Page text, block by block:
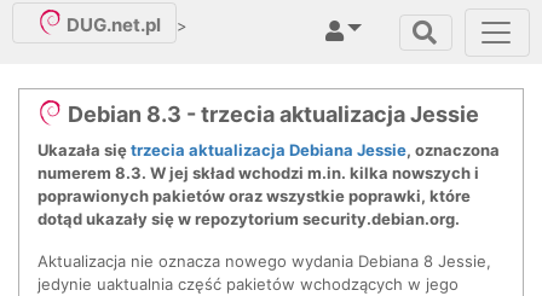
DUG.net.pl >
Debian 8.3 - trzecia aktualizacja Jessie
Ukazała siętrzecia aktualizacja Debiana Jessie, oznaczona
numerem 8.3. W jej skład wchodzi m.in. kilka nowszych i
poprawionych pakietów oraz wszystkie poprawki, które
dotąd ukazały się w repozytorium security.debian.org.
Aktualizacja nie oznacza nowego wydania Debiana 8 Jessie,
jedynie uaktualnia część pakietów wchodzących w jego